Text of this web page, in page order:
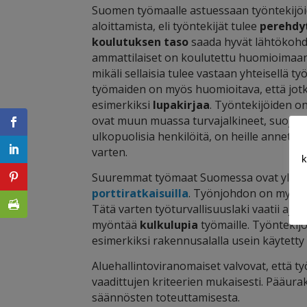
Suomen työmaalle astuessaan
aloittamista, eli työntekijät tulee
koulutuksen tasosaada hyvät
ammattilaiset on koulutettu
mikäli sellaisia tulee vastaan yhteisellä
työmaiden on myös huomioitava, että
esimerkiksi lupakirjaa. Työntekijöiden
ovat muun muassa turvajalkineet,
ulkopuolisia henkilöitä, on heille
varten.
Suuremmat työmaat Suomessa ovat
porttiratkaisuilla. Työnjohdon on
Tätä varten työturvallisuuslaki vaatii
myöntää kulkulupia työmaille.
esimerkiksi rakennusalalla usein käytetty
Aluehallintoviranomaiset valvovat, että
vaadittujen kriteerien mukaisesti.
säännösten toteuttamisesta.